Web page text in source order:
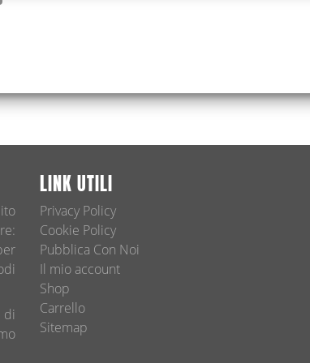
LINK UTILI
Privacy Policy
Cookie Policy
Pubblica Con Noi
Il mio account
Shop
Carrello
Sitemap